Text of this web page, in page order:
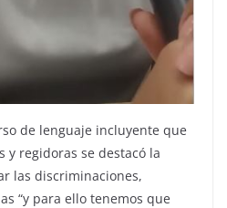
de lenguaje incluyente que
y regidoras se destacó la
las discriminaciones,
“y para ello tenemos que